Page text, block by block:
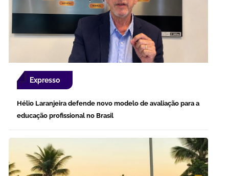
Expresso
Hélio Laranjeira defende novo modelo de avaliação para a
educação profissional no Brasil